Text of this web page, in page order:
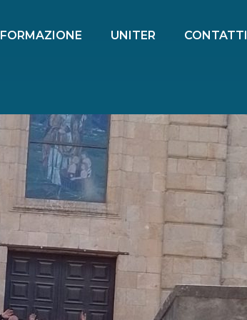
FORMAZIONE UNITER CONTATTI